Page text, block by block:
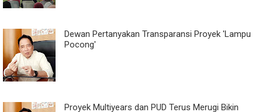
Dewan Pertanyakan Transparansi Proyek 'Lampu
Pocong'
Proyek Multiyears dan PUD Terus Merugi Bikin